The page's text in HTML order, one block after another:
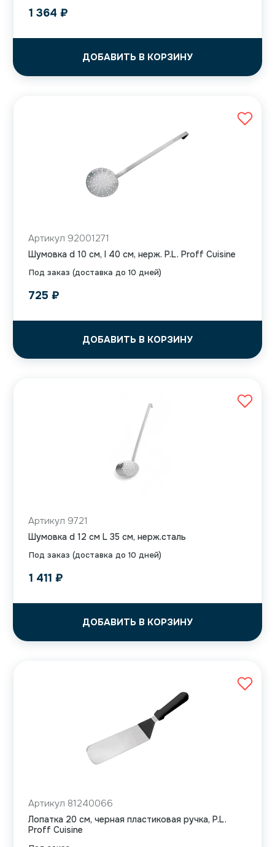
1 364 ₽
ДОБАВИТЬ В КОРЗИНУ
Под заказ (доставка до 10 дней)
Артикул 92001271
Шумовка d 10 см, l 40 см, нерж. P.L. Proff Cuisine
725 ₽
ДОБАВИТЬ В КОРЗИНУ
Под заказ (доставка до 10 дней)
Артикул 9721
Шумовка d 12 см L 35 см, нерж.сталь
1 411 ₽
ДОБАВИТЬ В КОРЗИНУ
Артикул 81240066
Лопатка 20 см, черная пластиковая ручка, P.L.
Proff Cuisine